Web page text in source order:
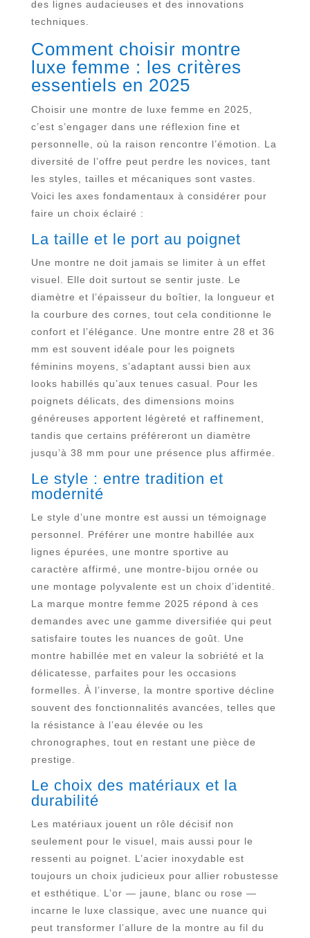
des lignes audacieuses et des innovations
techniques.
Comment choisir montre
luxe femme : les critères
essentiels en 2025
Choisir une montre de luxe femme en 2025,
c’est s’engager dans une réflexion fine et
personnelle, où la raison rencontre l’émotion. La
diversité de l’offre peut perdre les novices, tant
les styles, tailles et mécaniques sont vastes.
Voici les axes fondamentaux à considérer pour
faire un choix éclairé :
La taille et le port au poignet
Une montre ne doit jamais se limiter à un effet
visuel. Elle doit surtout se sentir juste. Le
diamètre et l’épaisseur du boîtier, la longueur et
la courbure des cornes, tout cela conditionne le
confort et l’élégance. Une montre entre 28 et 36
mm est souvent idéale pour les poignets
féminins moyens, s’adaptant aussi bien aux
looks habillés qu’aux tenues casual. Pour les
poignets délicats, des dimensions moins
généreuses apportent légèreté et raffinement,
tandis que certains préféreront un diamètre
jusqu’à 38 mm pour une présence plus affirmée.
Le style : entre tradition et
modernité
Le style d’une montre est aussi un témoignage
personnel. Préférer une montre habillée aux
lignes épurées, une montre sportive au
caractère affirmé, une montre-bijou ornée ou
une montage polyvalente est un choix d’identité.
La marque montre femme 2025 répond à ces
demandes avec une gamme diversifiée qui peut
satisfaire toutes les nuances de goût. Une
montre habillée met en valeur la sobriété et la
délicatesse, parfaites pour les occasions
formelles. À l’inverse, la montre sportive décline
souvent des fonctionnalités avancées, telles que
la résistance à l’eau élevée ou les
chronographes, tout en restant une pièce de
prestige.
Le choix des matériaux et la
durabilité
Les matériaux jouent un rôle décisif non
seulement pour le visuel, mais aussi pour le
ressenti au poignet. L’acier inoxydable est
toujours un choix judicieux pour allier robustesse
et esthétique. L’or — jaune, blanc ou rose —
incarne le luxe classique, avec une nuance qui
peut transformer l’allure de la montre au fil du